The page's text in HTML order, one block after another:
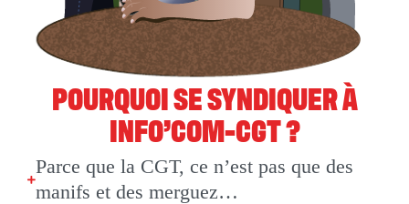
POURQUOI SE SYNDIQUER À
INFO’COM-CGT ?
Parce que la CGT, ce n’est pas que des
manifs et des merguez…